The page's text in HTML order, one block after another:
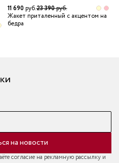
11 690руб.23 390руб.
Жакет приталенный с акцентом на
бедра
на новости
согласие на рекламную рассылку и